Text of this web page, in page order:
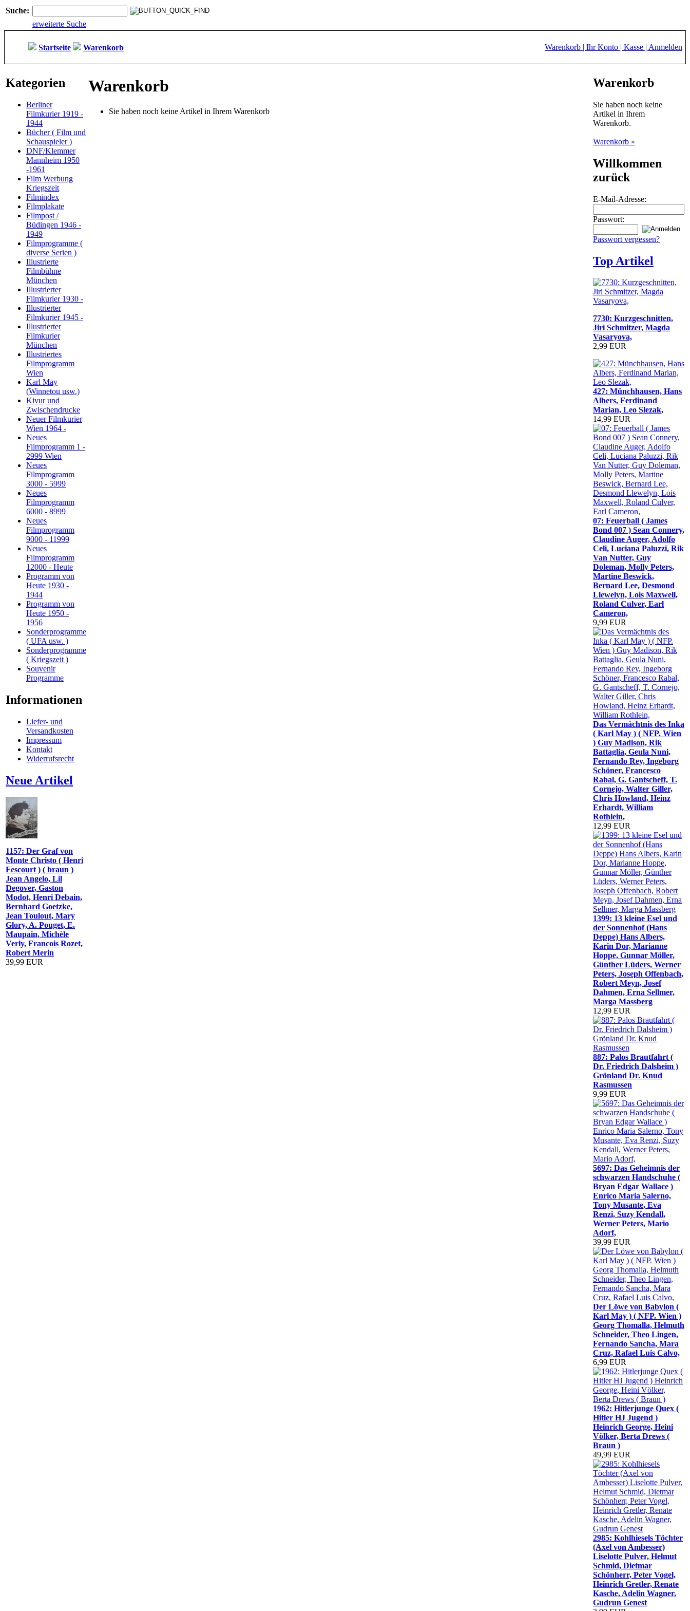
Suche:
erweiterte Suche
Startseite Warenkorb Warenkorb | Ihr Konto | Kasse | Anmelden
Kategorien
Berliner
Filmkurier 1919 -
1944
Bücher ( Film und
Schauspieler )
DNF/Klemmer
Mannheim 1950
-1961
Film Werbung
Kriegszeit
Filmindex
Filmplakate
Filmpost /
Büdingen 1946 -
1949
Filmprogramme (
diverse Serien )
Illustrierte
Filmbühne
München
Illustrierter
Filmkurier 1930 -
Illustrierter
Filmkurier 1945 -
Illustrierter
Filmkurier
München
Illustriertes
Filmprogramm
Wien
Karl May
(Winnetou usw.)
Kivur und
Zwischendrucke
Neuer Filmkurier
Wien 1964 -
Neues
Filmprogramm 1 -
2999 Wien
Neues
Filmprogramm
3000 - 5999
Neues
Filmprogramm
6000 - 8999
Neues
Filmprogramm
9000 - 11999
Neues
Filmprogramm
12000 - Heute
Programm von
Heute 1930 -
1944
Programm von
Heute 1950 -
1956
Sonderprogramme
( UFA usw. )
Sonderprogramme
( Kriegszeit )
Souvenir
Programme
Informationen
Liefer- und
Versandkosten
Impressum
Kontakt
Widerrufsrecht
Neue Artikel
1157: Der Graf von
Monte Christo ( Henri
Fescourt ) ( braun )
Jean Angelo, Lil
Degover, Gaston
Modot, Henri Debain,
Bernhard Goetzke,
Jean Toulout, Mary
Glory, A. Pouget, E.
Maupain, Michèle
Verly, Francois Rozet,
Robert Merin
39,99 EUR
Warenkorb
Sie haben noch keine Artikel in Ihrem Warenkorb
Warenkorb
Sie haben noch keine
Artikel in Ihrem
Warenkorb.
Warenkorb »
Willkommen
zurück
E-Mail-Adresse:
Passwort:
Passwort vergessen?
Top Artikel
7730: Kurzgeschnitten,
Jiri Schmitzer, Magda
Vasaryova,
2,99 EUR
427: Münchhausen, Hans
Albers, Ferdinand
Marian, Leo Slezak,
14,99 EUR
07: Feuerball ( James
Bond 007 ) Sean Connery,
Claudine Auger, Adolfo
Celi, Luciana Paluzzi, Rik
Van Nutter, Guy
Doleman, Molly Peters,
Martine Beswick,
Bernard Lee, Desmond
Llewelyn, Lois Maxwell,
Roland Culver, Earl
Cameron,
9,99 EUR
Das Vermächtnis des Inka
( Karl May ) ( NFP. Wien
) Guy Madison, Rik
Battaglia, Geula Nuni,
Fernando Rey, Ingeborg
Schöner, Francesco
Rabal, G. Gantscheff, T.
Cornejo, Walter Giller,
Chris Howland, Heinz
Erhardt, William
Rothlein,
12,99 EUR
1399: 13 kleine Esel und
der Sonnenhof (Hans
Deppe) Hans Albers,
Karin Dor, Marianne
Hoppe, Gunnar Möller,
Günther Lüders, Werner
Peters, Joseph Offenbach,
Robert Meyn, Josef
Dahmen, Erna Sellmer,
Marga Massberg
12,99 EUR
887: Palos Brautfahrt (
Dr. Friedrich Dalsheim )
Grönland Dr. Knud
Rasmussen
9,99 EUR
5697: Das Geheimnis der
schwarzen Handschuhe (
Bryan Edgar Wallace )
Enrico Maria Salerno,
Tony Musante, Eva
Renzi, Suzy Kendall,
Werner Peters, Mario
Adorf,
39,99 EUR
Der Löwe von Babylon (
Karl May ) ( NFP. Wien )
Georg Thomalla, Helmuth
Schneider, Theo Lingen,
Fernando Sancha, Mara
Cruz, Rafael Luis Calvo,
6,99 EUR
1962: Hitlerjunge Quex (
Hitler HJ Jugend )
Heinrich George, Heini
Völker, Berta Drews (
Braun )
49,99 EUR
2985: Kohlhiesels Töchter
(Axel von Ambesser)
Liselotte Pulver, Helmut
Schmid, Dietmar
Schönherr, Peter Vogel,
Heinrich Gretler, Renate
Kasche, Adelin Wagner,
Gudrun Genest